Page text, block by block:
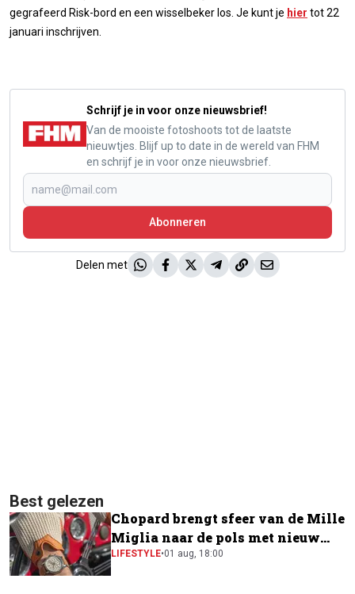
gegrafeerd Risk-bord en een wisselbeker los. Je kunt je hier tot 22
januari inschrijven.
Schrijf je in voor onze nieuwsbrief!
Van de mooiste fotoshoots tot de laatste
nieuwtjes. Blijf up to date in de wereld van FHM
en schrijf je in voor onze nieuwsbrief.
Abonneren
Delen met
Best gelezen
Chopard brengt sfeer van de Mille
Miglia naar de pols met nieuw
horloge
LIFESTYLE•01 aug, 18:00